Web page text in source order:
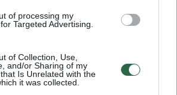
of processing my
Targeted Advertising.
of Collection, Use,
and/or Sharing of my
Is Unrelated with the
it was collected.
laiko bandymu įsitvirtinti
jis yra neteisus
orais užbaigsime darbo